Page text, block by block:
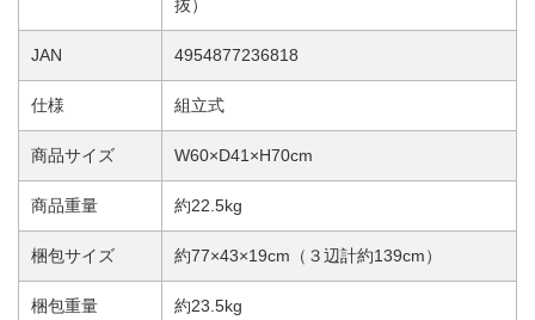
抜）
JAN 4954877236818
仕様 組立式
商品サイズ W60×D41×H70cm
商品重量 約22.5kg
梱包サイズ 約77×43×19cm（３辺計約139cm）
梱包重量 約23.5kg